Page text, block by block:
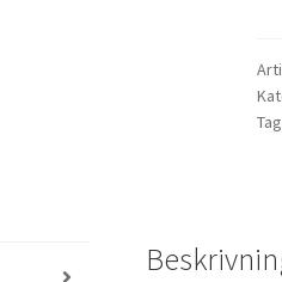
blå